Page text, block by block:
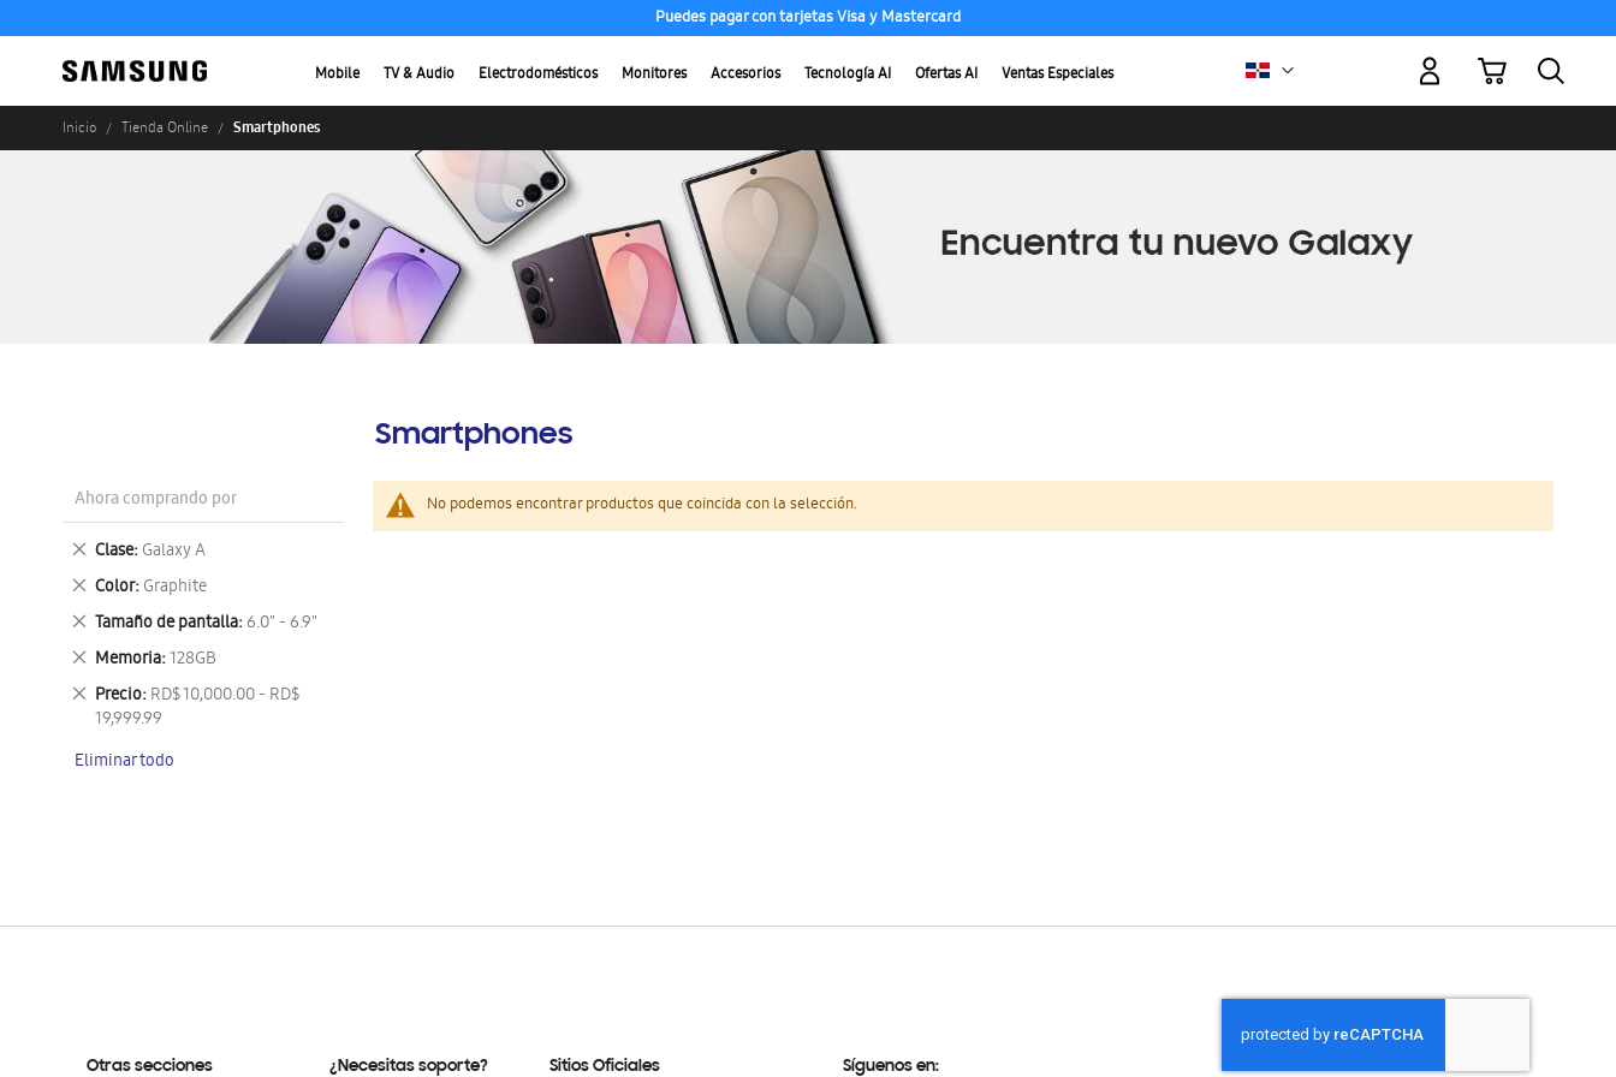
Puedes pagar con tarjetas Visa y Mastercard
Mobile TV & Audio Electrodomésticos Monitores Accesorios Tecnología AI Ofertas AI Ventas Especiales Mi carrito
Inicio Tienda Online Smartphones
Smartphones
No podemos encontrar productos que coincida con la selección.
Ahora comprando por
Clase Galaxy A
Eliminar
este
artículo
Color Graphite
Eliminar
este
artículo
Tamaño de pantalla 6.0" - 6.9"
Eliminar
este
artículo
Memoria 128GB
Eliminar
este
artículo
Precio RD$ 10,000.00 - RD$
19,999.99
Eliminar
este
Eliminar todo
Otras secciones ¿Necesitas soporte? Sitios Oficiales Síguenos en: